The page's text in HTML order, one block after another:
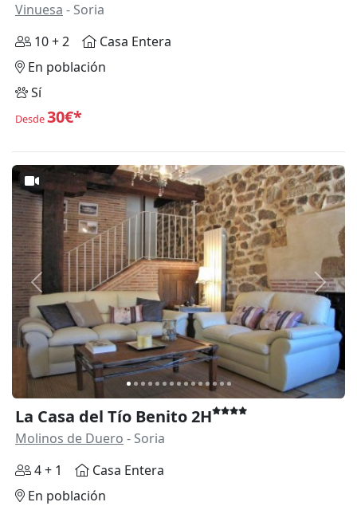
Vinuesa - Soria
10 + 2
Casa Entera
En población
Sí
Desde30€*
Anterior
La Casa del Tío Benito 2H
Molinos de Duero - Soria
4 + 1
Casa Entera
En población